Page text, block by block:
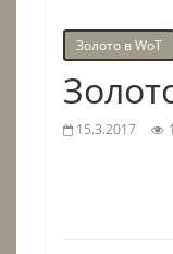
Золото в WoT
15.3.2017